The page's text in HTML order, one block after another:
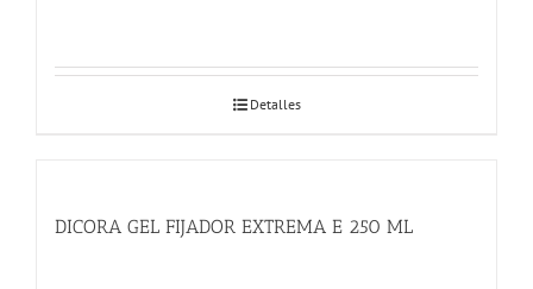
Detalles
DICORA GEL FIJADOR EXTREMA E 250 ML